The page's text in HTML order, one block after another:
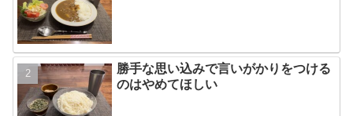
勝手な思い込みで言いがかりをつける
のはやめてほしい